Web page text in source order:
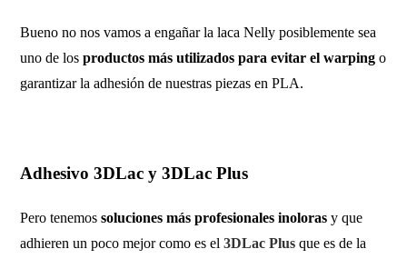
Bueno no nos vamos a engañar la laca Nelly posiblemente sea
uno de losproductos más utilizados para evitar el warping o
garantizar la adhesión de nuestras piezas en PLA.
Adhesivo 3DLac y 3DLac Plus
Pero tenemossoluciones más profesionales inoloras y que
adhieren un poco mejor como es el3DLac Plus que es de la